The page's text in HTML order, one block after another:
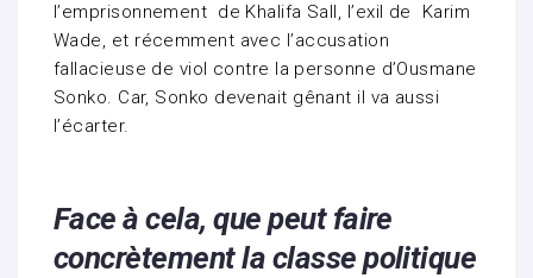
l’emprisonnement de Khalifa Sall, l’exil de Karim
Wade, et récemment avec l’accusation
fallacieuse de viol contre la personne d’Ousmane
Sonko. Car, Sonko devenait gênant il va aussi
l’écarter.
Face à cela, que peut faire
concrètement la classe politique